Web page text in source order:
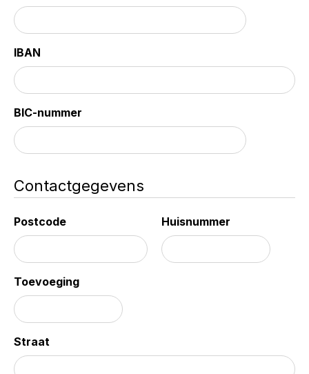
IBAN
BIC-nummer
Contactgegevens
Postcode Huisnummer
Toevoeging
Straat